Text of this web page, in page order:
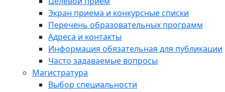
Экран приема и конкурсные списки
Перечень образовательных программ
Адреса и контакты
Информация обязательная для публикации
Часто задаваемые вопросы
Магистратура
Выбор специальности